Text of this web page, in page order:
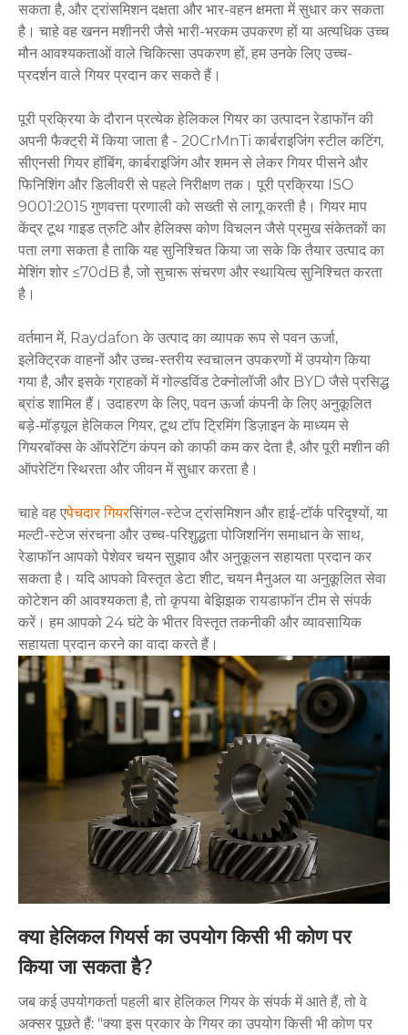
सकता है, और ट्रांसमिशन दक्षता और भार-वहन क्षमता में सुधार कर सकता
है। चाहे वह खनन मशीनरी जैसे भारी-भरकम उपकरण हों या अत्यधिक उच्च
मौन आवश्यकताओं वाले चिकित्सा उपकरण हों, हम उनके लिए उच्च-
प्रदर्शन वाले गियर प्रदान कर सकते हैं।
पूरी प्रक्रिया के दौरान प्रत्येक हेलिकल गियर का उत्पादन रेडाफॉन की
अपनी फैक्ट्री में किया जाता है - 20CrMnTi कार्बराइजिंग स्टील कटिंग,
सीएनसी गियर हॉबिंग, कार्बराइजिंग और शमन से लेकर गियर पीसने और
फिनिशिंग और डिलीवरी से पहले निरीक्षण तक। पूरी प्रक्रिया ISO
9001:2015 गुणवत्ता प्रणाली को सख्ती से लागू करती है। गियर माप
केंद्र टूथ गाइड त्रुटि और हेलिक्स कोण विचलन जैसे प्रमुख संकेतकों का
पता लगा सकता है ताकि यह सुनिश्चित किया जा सके कि तैयार उत्पाद का
मेशिंग शोर ≤70dB है, जो सुचारू संचरण और स्थायित्व सुनिश्चित करता
है।
वर्तमान में, Raydafon के उत्पाद का व्यापक रूप से पवन ऊर्जा,
इलेक्ट्रिक वाहनों और उच्च-स्तरीय स्वचालन उपकरणों में उपयोग किया
गया है, और इसके ग्राहकों में गोल्डविंड टेक्नोलॉजी और BYD जैसे प्रसिद्ध
ब्रांड शामिल हैं। उदाहरण के लिए, पवन ऊर्जा कंपनी के लिए अनुकूलित
बड़े-मॉड्यूल हेलिकल गियर, टूथ टॉप ट्रिमिंग डिज़ाइन के माध्यम से
गियरबॉक्स के ऑपरेटिंग कंपन को काफी कम कर देता है, और पूरी मशीन की
ऑपरेटिंग स्थिरता और जीवन में सुधार करता है।
चाहे वह एपेचदार गियरसिंगल-स्टेज ट्रांसमिशन और हाई-टॉर्क परिदृश्यों, या
मल्टी-स्टेज संरचना और उच्च-परिशुद्धता पोजिशनिंग समाधान के साथ,
रेडाफॉन आपको पेशेवर चयन सुझाव और अनुकूलन सहायता प्रदान कर
सकता है। यदि आपको विस्तृत डेटा शीट, चयन मैनुअल या अनुकूलित सेवा
कोटेशन की आवश्यकता है, तो कृपया बेझिझक रायडाफॉन टीम से संपर्क
करें। हम आपको 24 घंटे के भीतर विस्तृत तकनीकी और व्यावसायिक
सहायता प्रदान करने का वादा करते हैं।
क्या हेलिकल गियर्स का उपयोग किसी भी कोण पर
किया जा सकता है?
जब कई उपयोगकर्ता पहली बार हेलिकल गियर के संपर्क में आते हैं, तो वे
अक्सर पूछते हैं: "क्या इस प्रकार के गियर का उपयोग किसी भी कोण पर